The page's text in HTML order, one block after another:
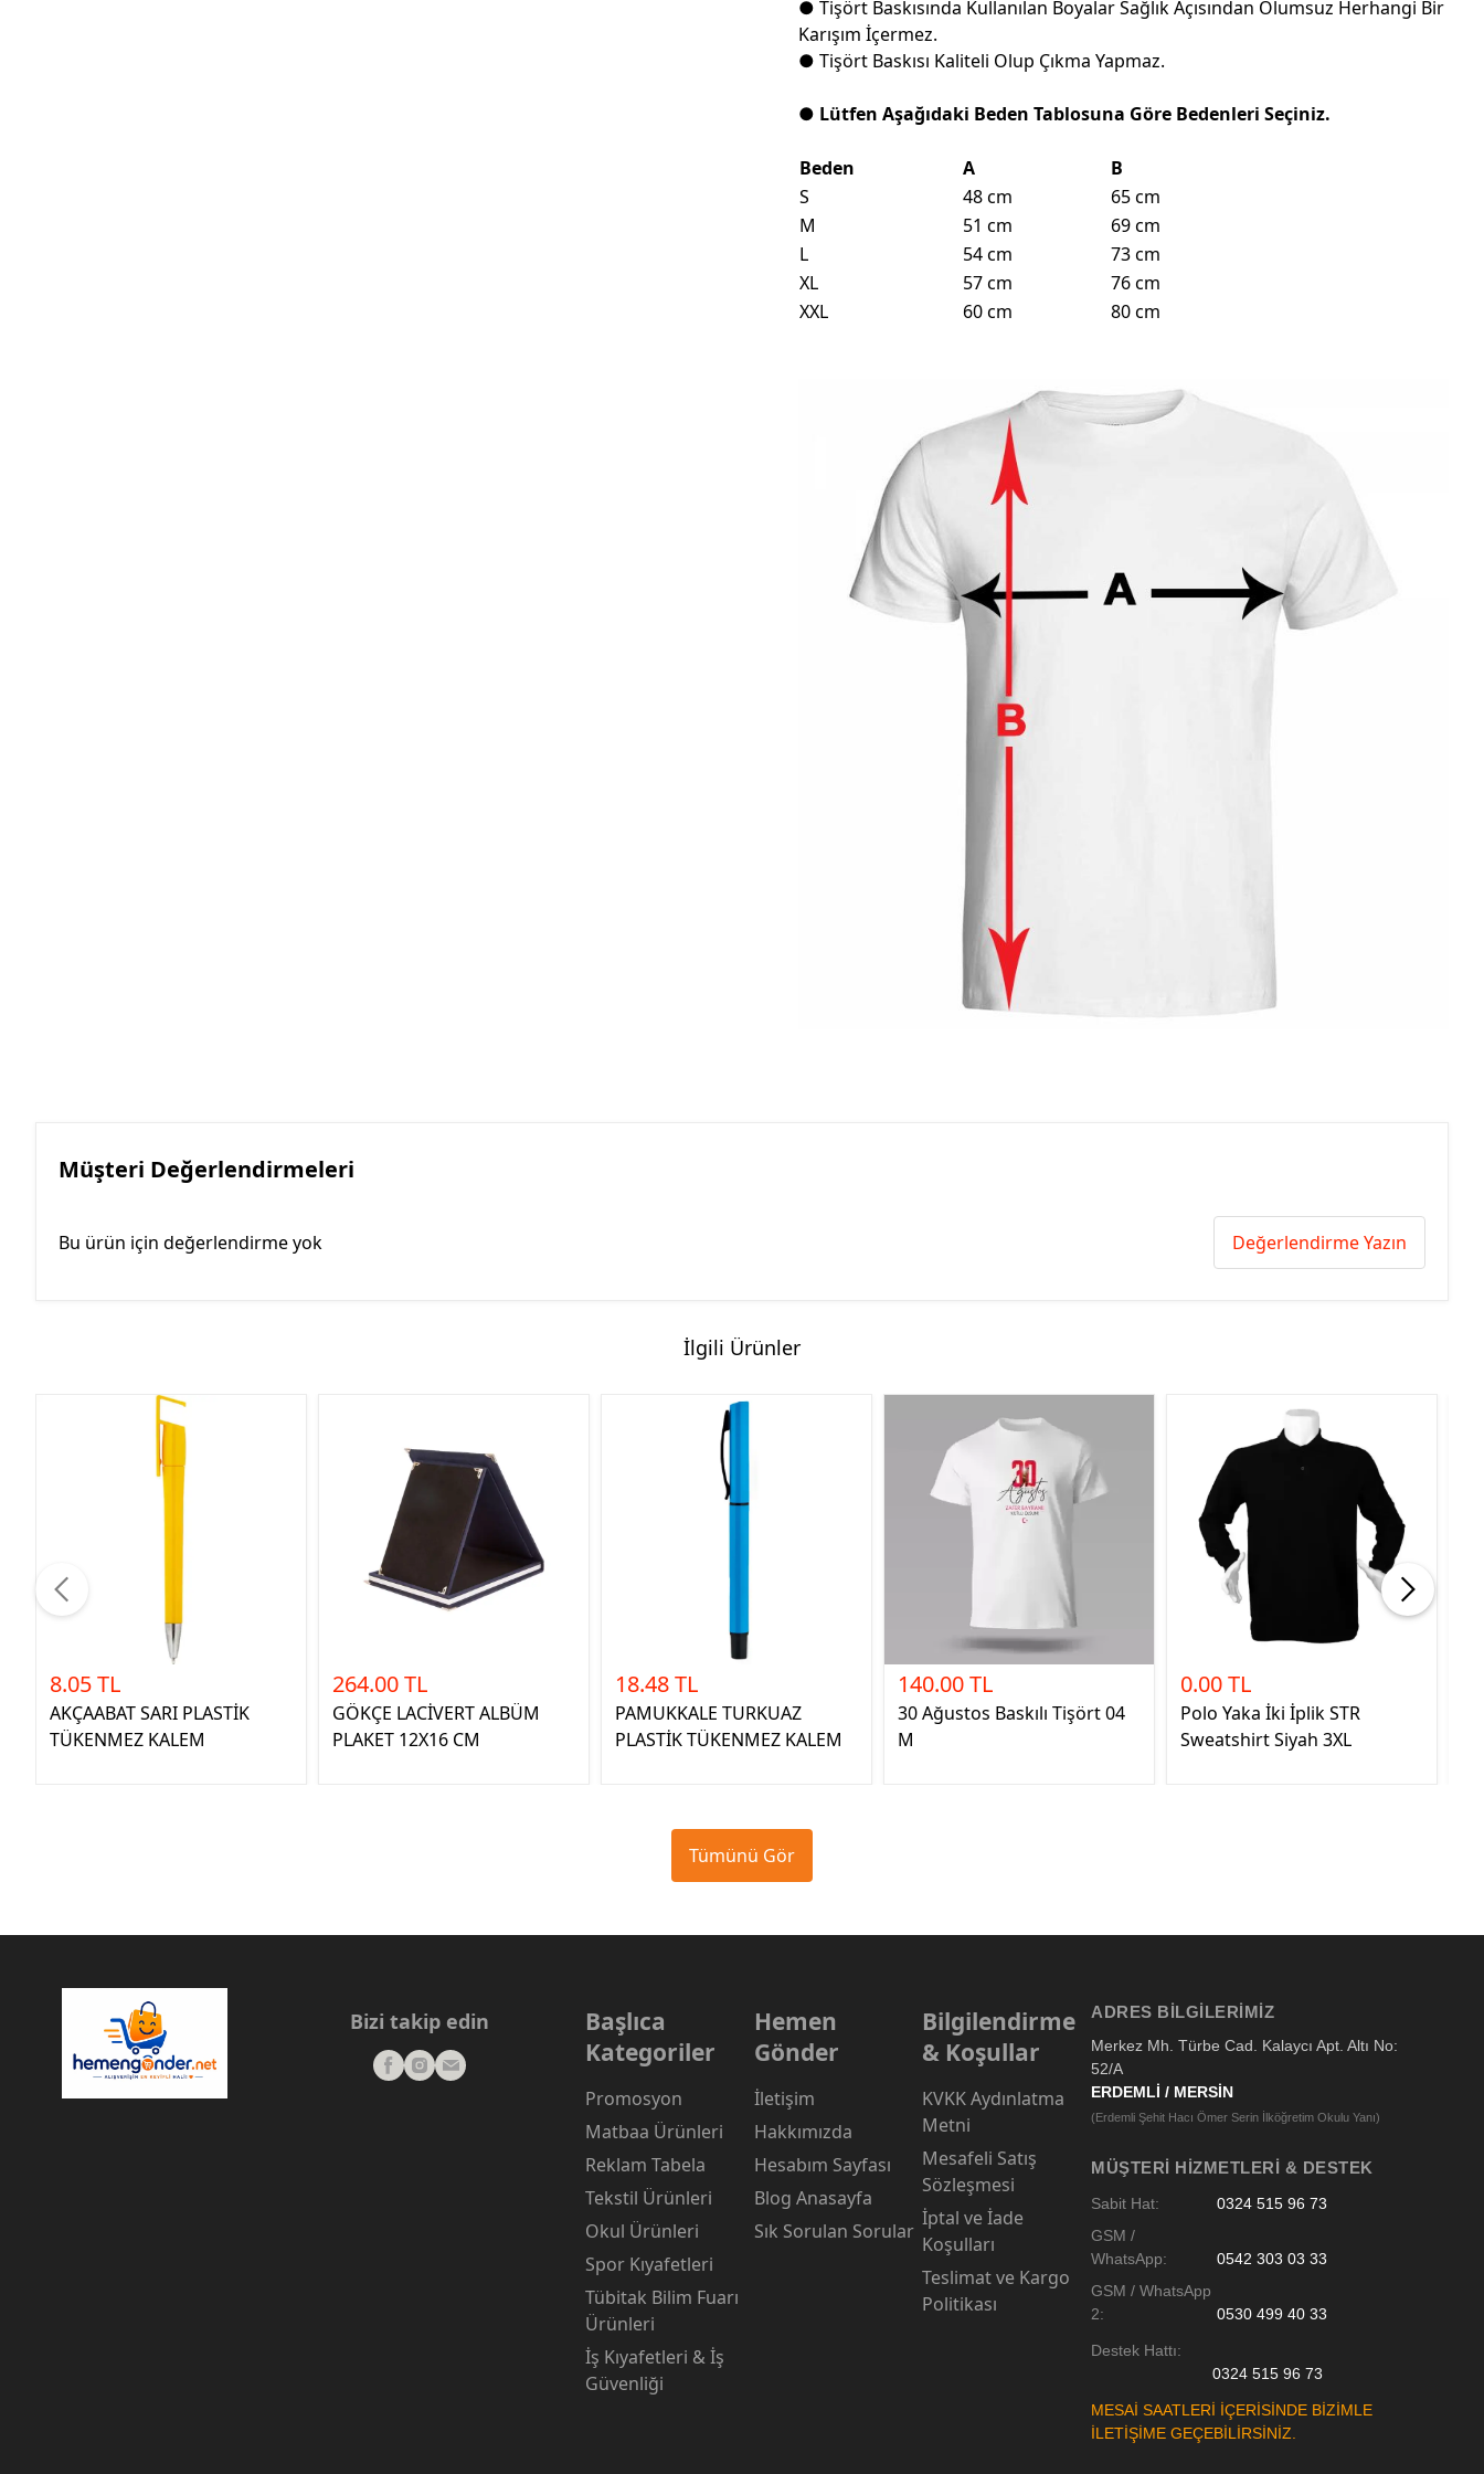
● Tişört Baskısında Kullanılan Boyalar Sağlık Açısından Olumsuz Herhangi Bir
Karışım İçermez.
● Tişört Baskısı Kaliteli Olup Çıkma Yapmaz.
● Lütfen Aşağıdaki Beden Tablosuna Göre Bedenleri Seçiniz.
Beden A
B
S
48 cm
65 cm
M
51 cm
69 cm
L
54 cm
73 cm
XL
57 cm
76 cm
XXL
60 cm 80 cm
Müşteri Değerlendirmeleri
Bu ürün için değerlendirme yok Değerlendirme Yazın
İlgili Ürünler
8.05 TL
AKÇAABAT SARI PLASTİK
TÜKENMEZ KALEM
264.00 TL
GÖKÇE LACİVERT ALBÜM
PLAKET 12X16 CM
18.48 TL
PAMUKKALE TURKUAZ
PLASTİK TÜKENMEZ KALEM
140.00 TL
30 Ağustos Baskılı Tişört 04
M
0.00 TL
Polo Yaka İki İplik STR
Sweatshirt Siyah 3XL
Tümünü Gör
Bizi takip edin
Başlıca
Kategoriler
Promosyon
Matbaa Ürünleri
Reklam Tabela
Tekstil Ürünleri
Okul Ürünleri
Spor Kıyafetleri
Tübitak Bilim Fuarı
Ürünleri
İş Kıyafetleri & İş
Güvenliği
Hemen
Gönder
İletişim
Hakkımızda
Hesabım Sayfası
Blog Anasayfa
Sık Sorulan Sorular
Bilgilendirme
& Koşullar
KVKK Aydınlatma
Metni
Mesafeli Satış
Sözleşmesi
İptal ve İade
Koşulları
Teslimat ve Kargo
Politikası
ADRES BILGILERIMIZ
Merkez Mh. Türbe Cad. Kalaycı Apt. Altı No:
52/A
ERDEMLİ / MERSİN
(Erdemli Şehit Hacı Ömer Serin İlköğretim Okulu Yanı)
MÜŞTERI HIZMETLERI & DESTEK
Sabit Hat:
0324 515 96 73
GSM /
WhatsApp:
0542 303 03 33
GSM / WhatsApp
2:
0530 499 40 33
Destek Hattı:
0324 515 96 73
MESAİ SAATLERİ İÇERİSİNDE BİZİMLE
İLETİŞİME GEÇEBİLİRSİNİZ.